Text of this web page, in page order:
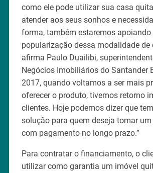
como ele pode utilizar sua casa
atender aos seus sonhos e
forma, também estaremos apoiando
popularização dessa modalidade de
afirma Paulo Duailibi,
Negócios Imobiliários do Santander
2017, quando voltamos a ser mais
oferecer o produto, tivemos retorno
clientes. Hoje podemos dizer que
solução para quem deseja tomar
com pagamento no longo prazo.”
Para contratar o financiamento, o
utilizar como garantia um imóvel